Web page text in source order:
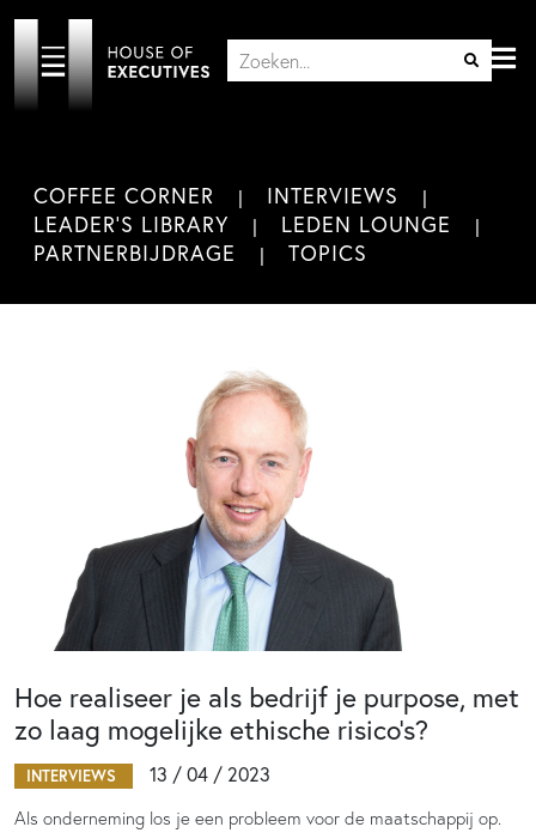
COFFEE CORNER
INTERVIEWS
LEADER'S LIBRARY
LEDEN LOUNGE
PARTNERBIJDRAGE
TOPICS
Hoe realiseer je als bedrijf je purpose, met
zo laag mogelijke ethische risico’s?
INTERVIEWS 13 / 04 / 2023
Als onderneming los je een probleem voor de maatschappij op.